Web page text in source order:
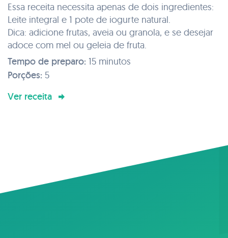
Essa receita necessita apenas de dois ingredientes:
Leite integral e 1 pote de iogurte natural.
Dica: adicione frutas, aveia ou granola, e se desejar
adoce com mel ou geleia de fruta.
Tempo de preparo: 15 minutos
Porções: 5
Ver receita